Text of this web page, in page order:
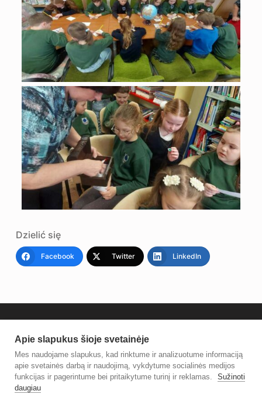
Dzielić się
Facebook Twitter LinkedIn
Apie slapukus šioje svetainėje
Mes naudojame slapukus, kad rinktume ir analizuotume informaciją
apie svetainės darbą ir naudojimą, vykdytume socialinės medijos
funkcijas ir pagerintume bei pritaikytume turinį ir reklamas.
Sužinoti
daugiau